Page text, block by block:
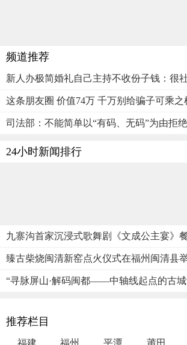
频道推荐
新人办极简婚礼自己主持不收份子钱：很社
这条朋友圈 价值74万 千万别给骗子可乘之
司法部：不能简单以“有码、无码”为由拒
24小时新闻排行
九寨沟首家沉浸式歌舞剧《文成公主宴》
臻古柴烧闽清新窑点火仪式在福州闽清县
“寻脉屏山·解码闽都——中轴线起点的古
推荐栏目